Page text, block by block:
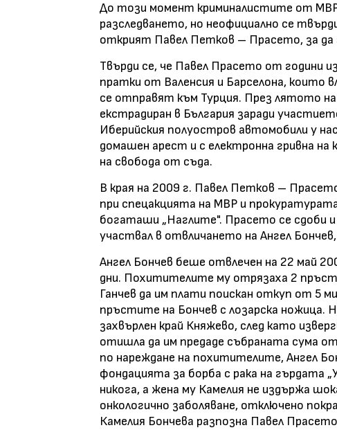
До този момент криминалистите от МВР
разследването, но неофициално се
открият Павел Петков – Прасето, за да
Твърди се, че Павел Прасето от години
пратки от Валенсия и Барселона, които
се отправят към Турция. През лятото
екстрадиран в България заради
Иберийския полуостров автомобили у
домашен арест и с електронна гривна
на свобода от съда.
В края на 2009 г. Павел Петков –
при спецакцията на МВР и
богаташи „Наглите". Прасето се сдоби
участвал в отвличането на Ангел
Ангел Бончев беше отвлечен на 22 май
дни. Похитителите му отрязаха 2
Ганчев да им плати поискан откуп от 5
пръстите на Бончев с лозарска
захвърлен край Княжево, след като
отишла да им предаде събраната сума
по нареждане на похитителите, Ангел
фондацията за борба с рака на гърдата
никога, а жена му Камелия не издържа
онкологично заболяване, отключено
Камелия Бончева разпозна Павел